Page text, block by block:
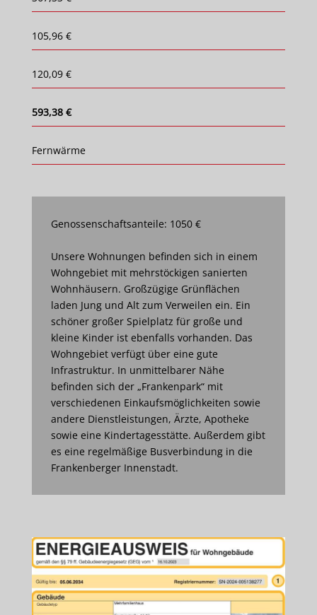
105,96 €
120,09 €
593,38 €
Fernwärme
Genossenschaftsanteile: 1050 €
Unsere Wohnungen befinden sich in einem
Wohngebiet mit mehrstöckigen sanierten
Wohnhäusern. Großzügige Grünflächen
laden Jung und Alt zum Verweilen ein. Ein
schöner großer Spielplatz für große und
kleine Kinder ist ebenfalls vorhanden. Das
Wohngebiet verfügt über eine gute
Infrastruktur. In unmittelbarer Nähe
befinden sich der „Frankenpark“ mit
verschiedenen Einkaufsmöglichkeiten sowie
andere Dienstleistungen, Ärzte, Apotheke
sowie eine Kindertagesstätte. Außerdem gibt
es eine regelmäßige Busverbindung in die
Frankenberger Innenstadt.